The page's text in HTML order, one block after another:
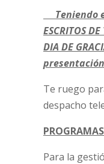
Teniendo
ESCRITOS
DIA DE
Te ruego
despacho
Para la